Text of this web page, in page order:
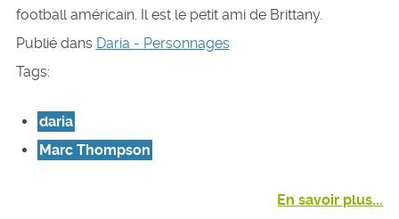
football américain. Il est le petit ami de Brittany.
Publié dans Daria - Personnages
Tags:
daria
Marc Thompson
En savoir plus...